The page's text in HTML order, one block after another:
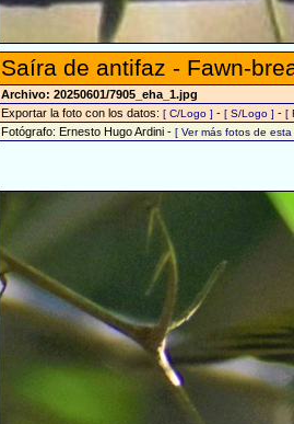
Saíra de antifaz - Fawn-
Archivo: 20250601/7905_eha_1.jpg
Exportar la foto con los datos: [ C/Logo ] - [ S/Logo ] - [
Fotógrafo: Ernesto Hugo Ardini - [ Ver más fotos de